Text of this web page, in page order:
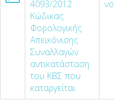
4093/2012
Κώδικας
Φορολογικής
Απεικόνισης
Συναλλαγών
αντικατάσταση
του ΚΒΣ που
καταργείται